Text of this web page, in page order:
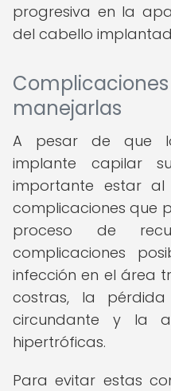
progresiva en la
del cabello
manejarlas
A pesar de que
implante capilar
importante estar
complicaciones que
proceso de
complicaciones
infección en el área
costras, la
circundante y la
hipertróficas.
Para evitar estas